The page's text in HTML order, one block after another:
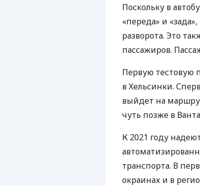
Поскольку в
«переда» и
разворота. Это
пассажиров.
Первую тестовую
в Хельсинки.
выйдет на
чуть позже в
К 2021 году
транспорта. В
окраинах и в